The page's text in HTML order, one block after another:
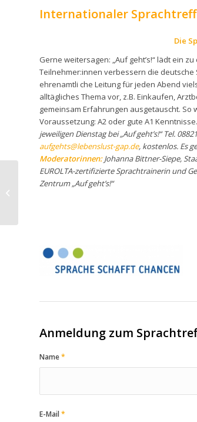
Internationaler Sprachtreff
Die
Gerne weitersagen: „Auf geht’s!“ lädt ein
Teilnehmer:innen verbessern die
ehrenamtli che Leitung für jeden Abend
alltägliches Thema vor, z.B. Einkaufen,
gemeinsam Erfahrungen ausgetauscht. So
Voraussetzung: A2 oder gute A1 Kenntnisse.
jeweiligen Dienstag bei „Auf geht’s!“ Tel.
aufgehts@lebenslust-gap.de, kostenlos. Es
Moderatorinnen:Johanna Bittner-Siepe,
EUROLTA-zertifizierte Sprachtrainerin und
Zentrum „Auf geht’s!“
Anmeldung zum
Name*
E-Mail *
14./15.10.22